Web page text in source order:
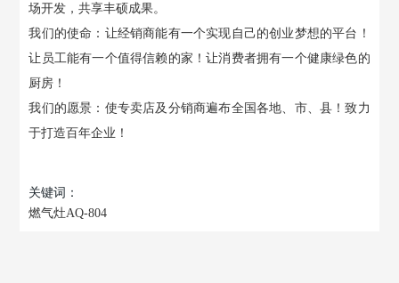
场开发，共享丰硕成果。
我们的使命：让经销商能有一个实现自己的创业梦想的平台！
让员工能有一个值得信赖的家！让消费者拥有一个健康绿色的
厨房！
我们的愿景：使专卖店及分销商遍布全国各地、市、县！致力
于打造百年企业！
关键词：
燃气灶AQ-804